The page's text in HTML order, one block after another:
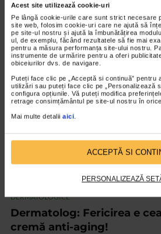
Acest site utilizează cookie-uri
Pe lângă cookie-urile care sunt strict necesare
site web, folosim cookie-uri care ne ajută să
pe site-ul nostru și ajută la îmbunătățirea
ul, de exemplu, făcând rezultatele să fie mai
pentru a măsura performanța site-ului nostru.
instrumente de urmărire pentru a oferi
obiceiurilor dvs. de navigare.
Puteți face clic pe „Acceptă si continuă” pentru
utilizări sau puteți face clic pe „Personalizează
configura opțiunile. Vă puteți modifica
retrage consimțământul pe site-ul nostru în orice
Mai multe detalii aici
ACCEPTĂ SI
PERSONALIZEAZĂ
ingrijoram
4.472 vizualizari
VIDEO
DERMATOLOGICE
Dermatolog: Fericirea e
cremă anti-aging!